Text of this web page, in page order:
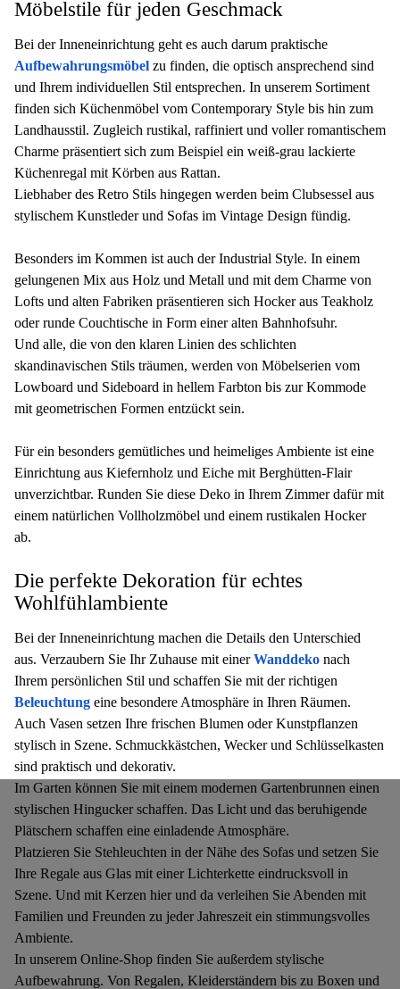
Möbelstile für jeden Geschmack
Bei der Inneneinrichtung geht es auch darum praktische
Aufbewahrungsmöbel zu finden, die optisch ansprechend sind
und Ihrem individuellen Stil entsprechen. In unserem Sortiment
finden sich Küchenmöbel vom Contemporary Style bis hin zum
Landhausstil. Zugleich rustikal, raffiniert und voller romantischem
Charme präsentiert sich zum Beispiel ein weiß-grau lackierte
Küchenregal mit Körben aus Rattan.
Liebhaber des Retro Stils hingegen werden beim Clubsessel aus
stylischem Kunstleder und Sofas im Vintage Design fündig.
Besonders im Kommen ist auch der Industrial Style. In einem
gelungenen Mix aus Holz und Metall und mit dem Charme von
Lofts und alten Fabriken präsentieren sich Hocker aus Teakholz
oder runde Couchtische in Form einer alten Bahnhofsuhr.
Und alle, die von den klaren Linien des schlichten
skandinavischen Stils träumen, werden von Möbelserien vom
Lowboard und Sideboard in hellem Farbton bis zur Kommode
mit geometrischen Formen entzückt sein.
Für ein besonders gemütliches und heimeliges Ambiente ist eine
Einrichtung aus Kiefernholz und Eiche mit Berghütten-Flair
unverzichtbar. Runden Sie diese Deko in Ihrem Zimmer dafür mit
einem natürlichen Vollholzmöbel und einem rustikalen Hocker
ab.
Die perfekte Dekoration für echtes
Wohlfühlambiente
Bei der Inneneinrichtung machen die Details den Unterschied
aus. Verzaubern Sie Ihr Zuhause mit einerWanddeko nach
Ihrem persönlichen Stil und schaffen Sie mit der richtigen
Beleuchtung eine besondere Atmosphäre in Ihren Räumen.
Auch Vasen setzen Ihre frischen Blumen oder Kunstpflanzen
stylisch in Szene. Schmuckkästchen, Wecker und Schlüsselkasten
sind praktisch und dekorativ.
Im Garten können Sie mit einem modernen Gartenbrunnen einen
stylischen Hingucker schaffen. Das Licht und das beruhigende
Plätschern schaffen eine einladende Atmosphäre.
Platzieren Sie Stehleuchten in der Nähe des Sofas und setzen Sie
Ihre Regale aus Glas mit einer Lichterkette eindrucksvoll in
Szene. Und mit Kerzen hier und da verleihen Sie Abenden mit
Familien und Freunden zu jeder Jahreszeit ein stimmungsvolles
Ambiente.
In unserem Online-Shop finden Sie außerdem stylische
Aufbewahrung. Von Regalen, Kleiderständern bis zu Boxen und